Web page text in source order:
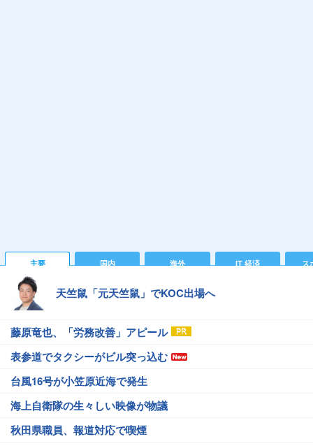
主要 国内 海外 IT 経済 ス
天竺鼠「元天竺鼠」でKOC出場へ
藤原竜也、「労務改善」アピール
表参道でタクシーがビル突っ込む
台風16号が小笠原近海で発生
海上自衛隊の生々しい映像が物議
秋田県職員、報道対応で喫煙